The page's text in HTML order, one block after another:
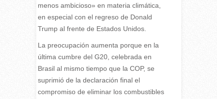
menos ambicioso» en materia climática,
en especial con el regreso de Donald
Trump al frente de Estados Unidos.
La preocupación aumenta porque en la
última cumbre del G20, celebrada en
Brasil al mismo tiempo que la COP, se
suprimió de la declaración final el
compromiso de eliminar los combustibles